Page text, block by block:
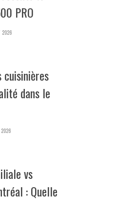
PRO
cuisinières
dans le
vs
: Quelle